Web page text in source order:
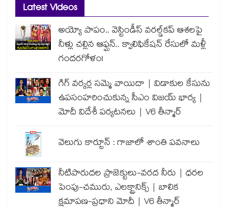
Latest Videos
అయ్యో పాపం.. వెస్టిండీస్ వరల్డ్‌కప్ ఆశలపై
నీళ్లు చల్లిన ఆఫ్ఘన్.. క్వాలిఫికేషన్ రేసులో మళ్లీ
గందరగోళం!
గిగ్ వర్కర్ల సమ్మె వాయిదా | విడాకుల కేసును
ఉపసంహరించుకున్న సీఎం విజయ్ భార్య |
మోదీ విదేశీ పర్యటనలు | V6 తీన్మార్
వెలుగు కార్టూన్ : గాజాలో శాంతి పవనాలు
నీటిపారుదల ప్రాజెక్టులు-వరద నీరు | ధరల
పెంపు-చమురు, ఎలక్ట్రానిక్స్ | బాలిక
క్షమాపణ-ప్రధాని మోదీ | V6 తీన్మార్